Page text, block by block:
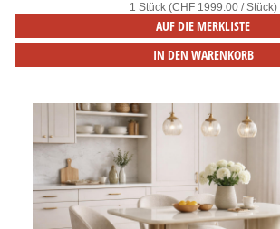
1 Stück (CHF 1999.00 / Stück)
AUF DIE MERKLISTE
IN DEN WARENKORB